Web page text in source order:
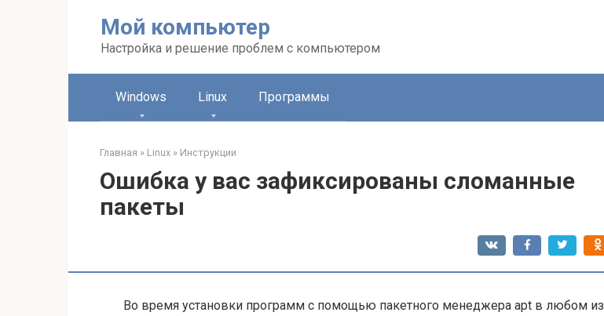
Мой компьютер
Настройка и решение проблем с компьютером
Windows Linux Программы
Главная » Linux » Инструкции
Ошибка у вас зафиксированы сломанные
пакеты
Во время установки программ с помощью пакетного менеджера apt в любом из